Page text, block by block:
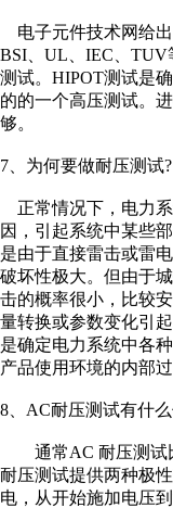
电子元件技术网给出
BSI、UL、IEC、TUV
测试。HIPOT测试是
的的一个高压测试。
够。
7、为何要做耐压测试?
正常情况下，电力系
因，引起系统中某些
是由于直接雷击或雷
破坏性极大。但由于
击的概率很小，比较
量转换或参数变化引
是确定电力系统中各
产品使用环境的内部
8、AC耐压测试有什
通常AC 耐压测试比
耐压测试提供两种极
电，从开始施加电压